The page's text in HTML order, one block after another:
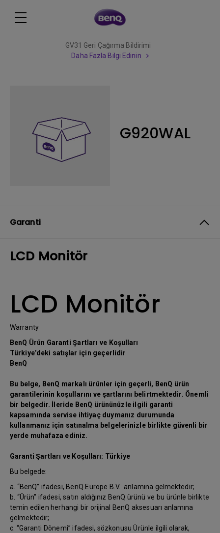
GV31 Geri Çağırma Bildirimi
Daha Fazla Bilgi Edinin
G920WAL
Garanti
LCD Monitör
LCD Monitör
Warranty
BenQ Ürün Garanti Şartları ve Koşulları
Türkiye’deki satışlar için geçerlidir
BenQ
Bu belge, BenQ markalı ürünler için geçerli, BenQ ürün
garantilerinin koşullarını ve şartlarını belirtmektedir. Önemli
bir belgedir. İleride BenQ ürününüzle ilgili garanti
kapsamında servise ihtiyaç duymanız durumunda
kullanmanız için satınalma belgelerinizle birlikte güvenli bir
yerde muhafaza ediniz.
Garanti Şartları ve Koşulları: Türkiye
Bu belgede:
a. “BenQ” ifadesi, BenQ Europe B.V. anlamına gelmektedir;
b. “Ürün” ifadesi, satın aldığınız BenQ ürünü ve bu ürünle birlikte
temin edilen herhangi bir orijinal BenQ aksesuarı anlamına
gelmektedir;
c. “Garanti Dönemi” ifadesi, sözkonusu Ürünle ilgili olarak,